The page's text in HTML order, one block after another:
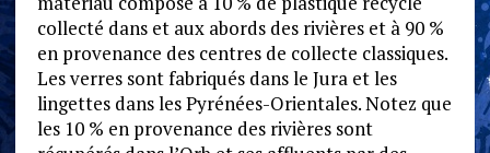
collecté dans et aux abords des rivières et à 90 %
en provenance des centres de collecte classiques.
Les verres sont fabriqués dans le Jura et les
lingettes dans les Pyrénées-Orientales. Notez que
les 10 % en provenance des rivières sont